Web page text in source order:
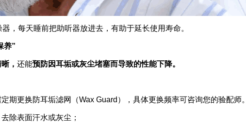
，每天睡前把助听器放进去，有助于延长使用寿命。
养”
， 还能预防因耳垢或灰尘堵塞而导致的性能下降。
期更换防耳垢滤网（Wax Guard），具体更换频率可咨询您的验配师。
去除表面汗水或灰尘；